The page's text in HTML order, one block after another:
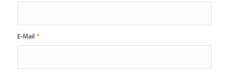
E-Mail *